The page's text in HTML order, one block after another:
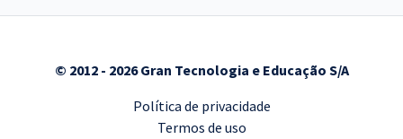
© 2012 - 2026 Gran Tecnologia e Educação S/A
Política de privacidade
Termos de uso